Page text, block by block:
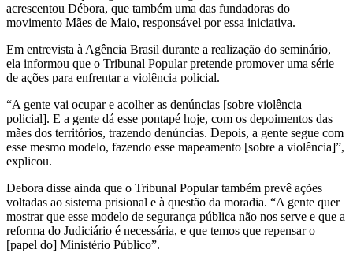
acrescentou Débora, que também uma das fundadoras do
movimento Mães de Maio, responsável por essa iniciativa.
Em entrevista à Agência Brasil durante a realização do seminário,
ela informou que o Tribunal Popular pretende promover uma série
de ações para enfrentar a violência policial.
“A gente vai ocupar e acolher as denúncias [sobre violência
policial]. E a gente dá esse pontapé hoje, com os depoimentos das
mães dos territórios, trazendo denúncias. Depois, a gente segue com
esse mesmo modelo, fazendo esse mapeamento [sobre a violência]”,
explicou.
Debora disse ainda que o Tribunal Popular também prevê ações
voltadas ao sistema prisional e à questão da moradia. “A gente quer
mostrar que esse modelo de segurança pública não nos serve e que a
reforma do Judiciário é necessária, e que temos que repensar o
[papel do] Ministério Público”.